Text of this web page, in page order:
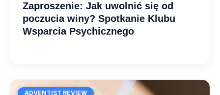
Zaproszenie: Jak uwolnić się od
poczucia winy? Spotkanie Klubu
Wsparcia Psychicznego
ADVENTIST REVIEW